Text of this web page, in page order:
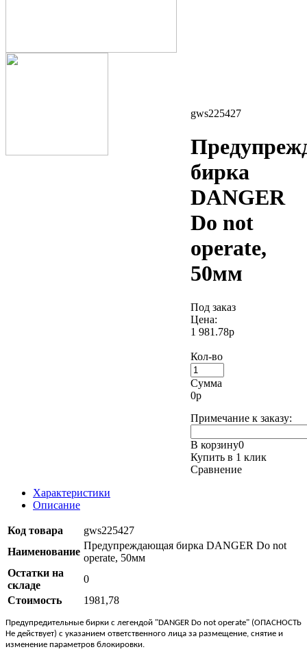
gws225427
бирка
DANGER
Do not
operate,
50мм
Под заказ
Цена:
1 981.78р
Кол-во
Сумма
0р
Примечание к заказу:
В корзину0
Купить в 1 клик
Сравнение
Характеристики
Описание
Код товара
gws225427
Наименование
Предупреждающая бирка DANGER Do not
operate, 50мм
Остатки на
складе
0
Стоимость
1981,78
Предупредительные бирки с легендой "DANGER Do not operate" (ОПАСНОСТЬ
Не действует) с указанием ответственного лица за размещение, снятие и
изменение параметров блокировки.